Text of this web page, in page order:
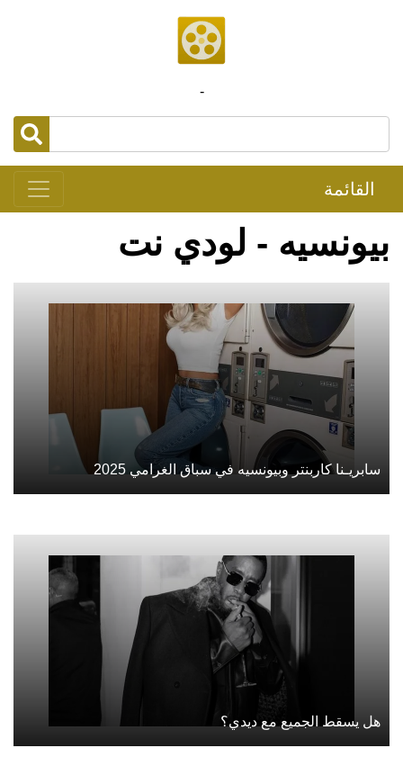
-
القائمة
بيونسيه - لودي نت
سابريـنا كاربنتر وبيونسيه في سباق الغرامي 2025
هل يسقط الجميع مع ديدي؟